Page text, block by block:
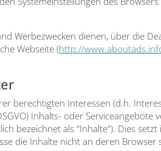
Wer­be­zwe­cken die­nen, über die
Web­sei­te (http://
berech­tig­ten Inter­es­sen (d.h.
Inhalts- oder
bezeich­net als “Inhal­te”). Dies
die Inhal­te nicht an deren